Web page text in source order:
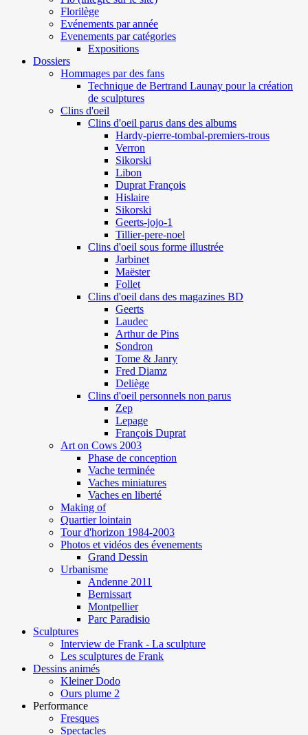
Florilège
Evénements par année
Evenements par catégories
Expositions
Dossiers
Hommages par des fans
Technique de Bertrand Launay pour la création
de sculptures
Clins d'oeil
Clins d'oeil parus dans des albums
Hardy-pierre-tombal-premiers-trous
Verron
Sikorski
Libon
Duprat François
Hislaire
Sikorski
Geerts-jojo-1
Tillier-pere-noel
Clins d'oeil sous forme illustrée
Jarbinet
Maëster
Follet
Clins d'oeil dans des magazines BD
Geerts
Laudec
Arthur de Pins
Sondron
Tome & Janry
Fred Diamz
Deliège
Clins d'oeil personnels non parus
Zep
Lepage
François Duprat
Art on Cows 2003
Phase de conception
Vache terminée
Vaches miniatures
Vaches en liberté
Making of
Quartier lointain
Tour d'horizon 1984-2003
Photos et vidéos des évenements
Grand Dessin
Urbanisme
Andenne 2011
Bernissart
Montpellier
Parc Paradisio
Sculptures
Interview de Frank - La sculpture
Les sculptures de Frank
Dessins animés
Kleiner Dodo
Ours plume 2
Performance
Fresques
Spectacles